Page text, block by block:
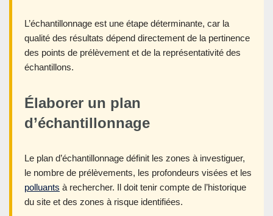
L’échantillonnage est une étape déterminante, car la
qualité des résultats dépend directement de la pertinence
des points de prélèvement et de la représentativité des
échantillons.
Élaborer un plan
d’échantillonnage
Le plan d’échantillonnage définit les zones à investiguer,
le nombre de prélèvements, les profondeurs visées et les
polluants à rechercher. Il doit tenir compte de l’historique
du site et des zones à risque identifiées.